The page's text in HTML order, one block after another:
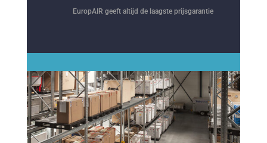
EuropAIR geeft altijd de laagste prijsgarantie